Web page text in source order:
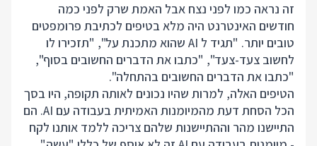
זה נראה כמו לפני נצח אבל האמת שרק לפני כמה
חודשים האינטרנט היה מלא בטיפים לכתיבת פרומפטים
טובים יותר. "תגיד ל AI שהוא מתכנת על", "תזכירו לו
לחשוב צעד-צעד", "כתבו את הדברים החשובים בסוף",
"כתבו את הדברים החשובים בהתחלה".
הטיפים האלה, למרות שהיו נכונים לאותה תקופה, היו בסך
הכל הסחת דעת מהמיומנות האמיתית בעבודה עם AI. הם
התיישנו מהר וההתיישנות שלהם צריכה ללמד אותנו לקח